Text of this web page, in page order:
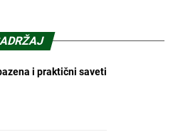
i praktični saveti